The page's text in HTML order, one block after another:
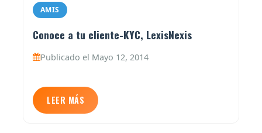
AMIS
Conoce a tu cliente-KYC, LexisNexis
Publicado el Mayo 12, 2014
LEER MÁS